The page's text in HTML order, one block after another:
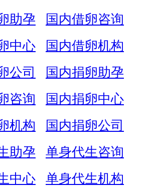
助孕
国内借卵咨询
中心
国内借卵机构
公司
国内捐卵助孕
咨询
国内捐卵中心
机构
国内捐卵公司
助孕
单身代生咨询
中心
单身代生机构